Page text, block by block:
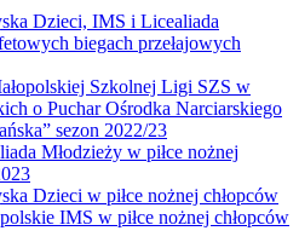
Dzieci, IMS i Licealiada
biegach przełajowych
Szkolnej Ligi SZS w
o Puchar Ośrodka Narciarskiego
sezon 2022/23
Młodzieży w piłce nożnej
Dzieci w piłce nożnej chłopców
IMS w piłce nożnej chłopców